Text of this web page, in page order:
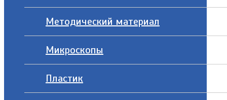
Методический материал
Микроскопы
Пластик